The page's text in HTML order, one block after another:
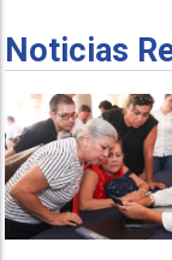
Noticias